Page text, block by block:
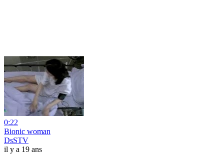
0:22
Bionic woman
DsSTV
il y a 19 ans